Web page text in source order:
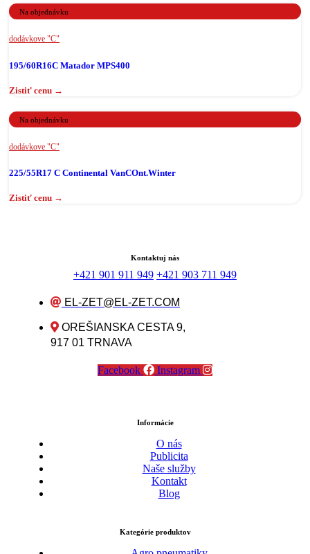
Na objednávku
dodávkove "C"
195/60R16C Matador MPS400
Na objednávku
dodávkove "C"
225/55R17 C Continental VanCOnt.Winter
Kontaktuj nás
+421 901 911 949 +421 903 711 949
EL-ZET@EL-ZET.COM
OREŠIANSKA CESTA 9,
917 01 TRNAVA
Facebook Instagram
Informácie
O nás
Publicita
Naše služby
Kontakt
Blog
Kategórie produktov